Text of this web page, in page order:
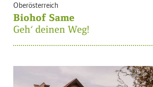
Oberösterreich
Biohof Same
Geh‘ deinen Weg!